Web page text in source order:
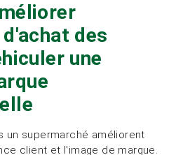
des
une
un supermarché améliorent
client et l'image de marque.